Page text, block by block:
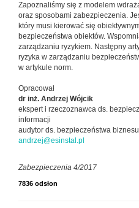
Zapoznaliśmy się z modelem
oraz sposobami zabezpieczenia.
który musi kierować się
bezpieczeństwa obiektów.
zarządzaniu ryzykiem. Następny
ryzyka w zarządzaniu
w artykule norm.
Opracował
dr inż. Andrzej Wójcik
ekspert i rzeczoznawca ds.
informacji
audytor ds. bezpieczeństwa biznesu
andrzej@esinstal.pl
Zabezpieczenia 4/2017
7836 odsłon